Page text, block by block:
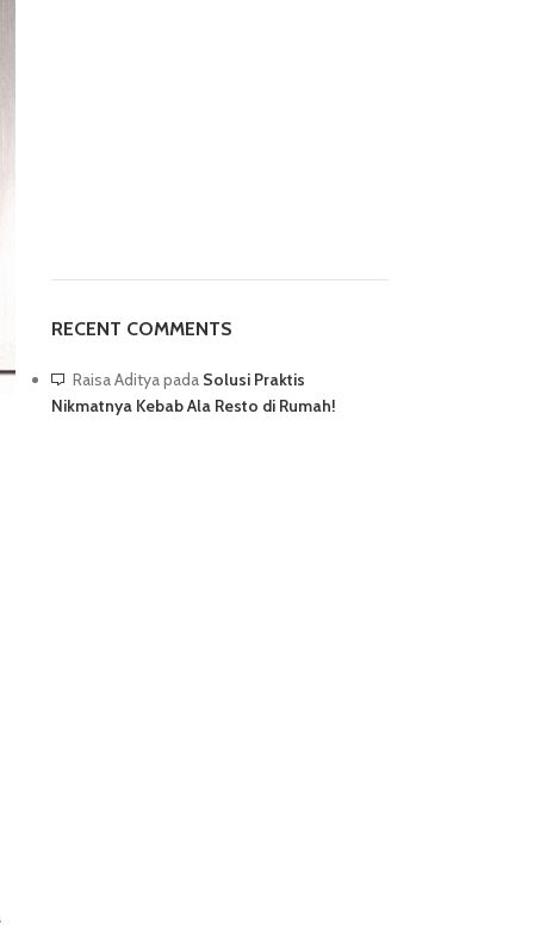
RECENT COMMENTS
Raisa Adityapada Solusi Praktis
Nikmatnya Kebab Ala Resto di Rumah!